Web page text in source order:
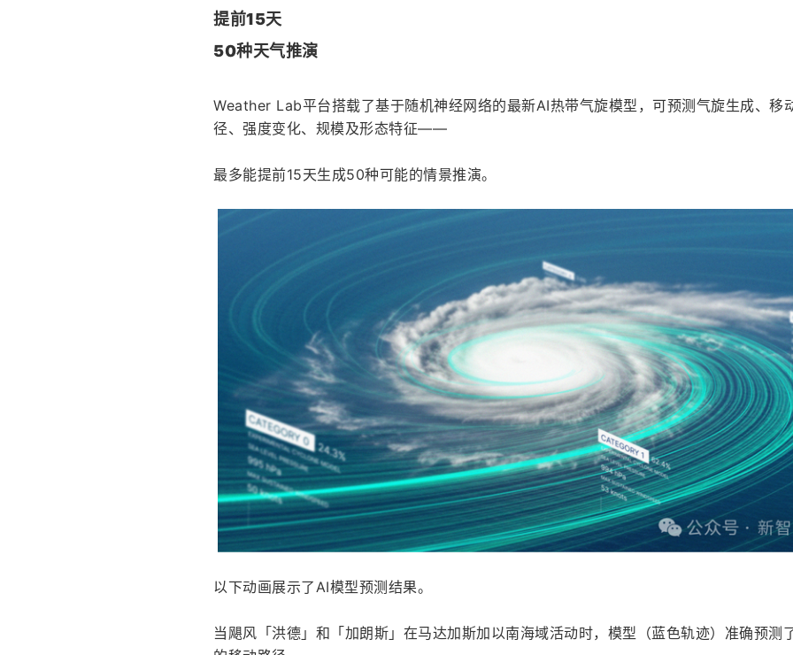
提前15天
50种天气推演
Weather Lab平台搭载了基于随机神经网络的最新AI热带气旋模型，可预测气旋生成、移
径、强度变化、规模及形态特征——
最多能提前15天生成50种可能的情景推演。
以下动画展示了AI模型预测结果。
当飓风「洪德」和「加朗斯」在马达加斯加以南海域活动时，模型（蓝色轨迹）准确预测